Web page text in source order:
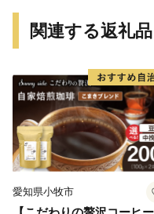
原 』 を目指しており
協力をお願いいたしま
■西原の名称は、首里
いうことに由来してい
【面積】15.90ｋ㎡
【町木】ガジマル
関連する返礼
愛知県小牧市